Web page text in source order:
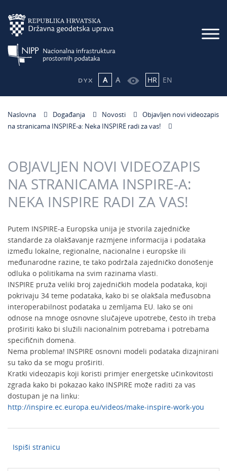
A A HR EN
Naslovna Događanja Novosti
Objavljen novi videozapis
na stranicama INSPIRE-a: Neka INSPIRE radi za vas!
OBJAVLJEN NOVI VIDEOZAPIS
NA STRANICAMA INSPIRE-A:
NEKA INSPIRE RADI ZA VAS!
Putem INSPIRE-a Europska unija je stvorila zajedničke
standarde za olakšavanje razmjene informacija i podataka
između lokalne, regionalne, nacionalne i europske ili
međunarodne razine, te tako podržala zajedničko donošenje
odluka o politikama na svim razinama vlasti.
INSPIRE pruža veliki broj zajedničkih modela podataka, koji
pokrivaju 34 teme podataka, kako bi se olakšala međusobna
interoperabilnost podataka u zemljama EU. Iako se oni
odnose na mnoge osnovne slučajeve upotrebe, često ih treba
proširiti kako bi služili nacionalnim potrebama i potrebama
specifičnih domena.
Nema problema! INSPIRE osnovni modeli podataka dizajnirani
su tako da se mogu proširiti.
Kratki videozapis koji koristi primjer energetske učinkovitosti
zgrada kako bi pokazao kako INSPIRE može raditi za vas
dostupan je na linku:
http://inspire.ec.europa.eu/videos/make-inspire-work-you
Ispiši stranicu